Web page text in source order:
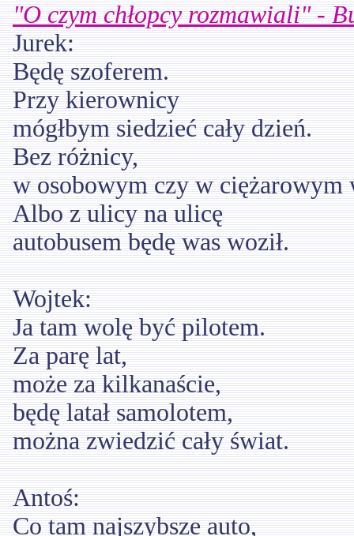
"O czym chłopcy rozmawiali" -
Jurek:
Będę szoferem.
Przy kierownicy
mógłbym siedzieć cały dzień.
Bez różnicy,
w osobowym czy w ciężarowym
Albo z ulicy na ulicę
autobusem będę was woził.
Wojtek:
Ja tam wolę być pilotem.
Za parę lat,
może za kilkanaście,
będę latał samolotem,
można zwiedzić cały świat.
Antoś:
Co tam najszybsze auto,